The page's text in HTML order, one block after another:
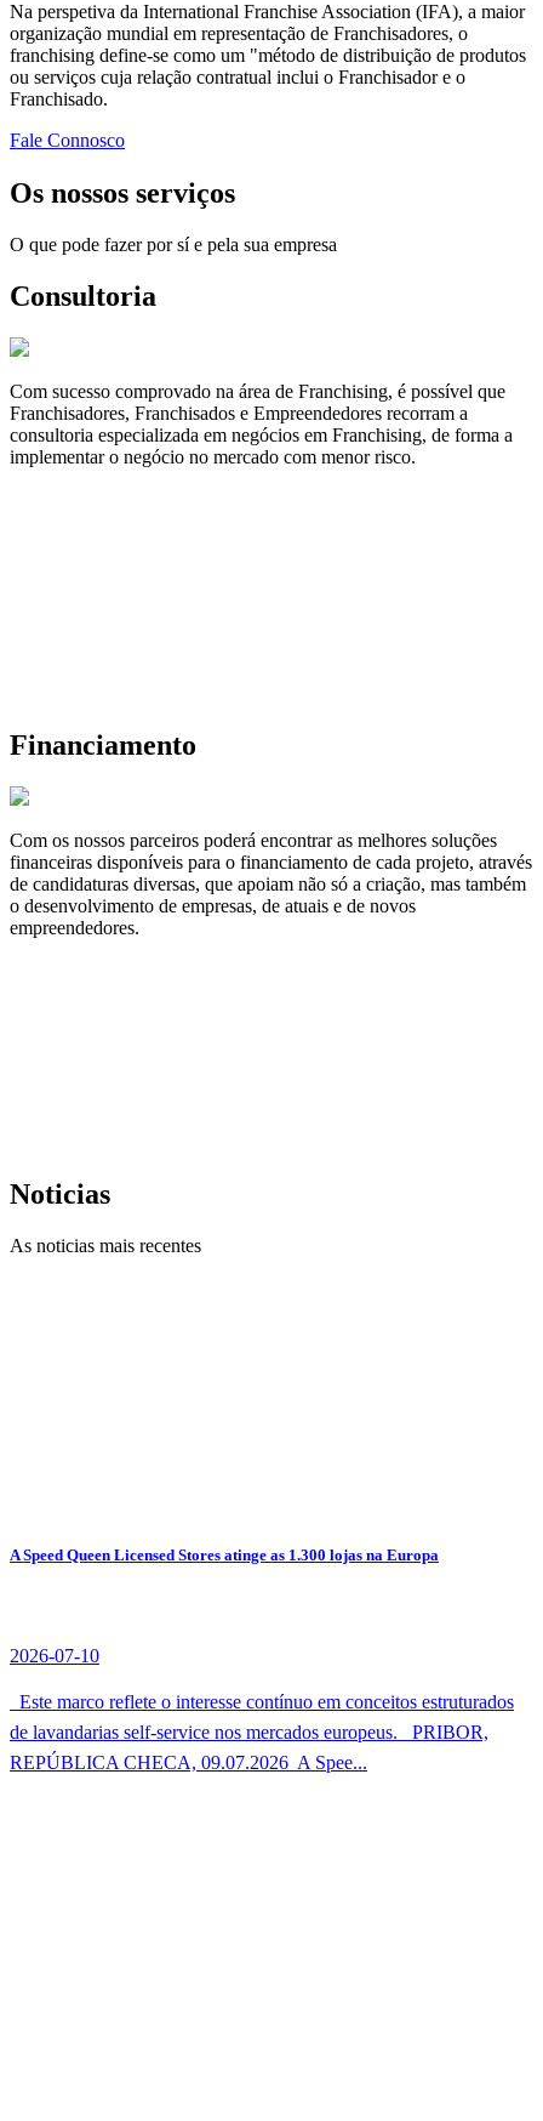
Na perspetiva da International Franchise Association (IFA), a maior
organização mundial em representação de Franchisadores, o
franchising define-se como um "método de distribuição de produtos
ou serviços cuja relação contratual inclui o Franchisador e o
Franchisado.
Fale Connosco
Os nossos serviços
O que pode fazer por sí e pela sua empresa
Consultoria
Com sucesso comprovado na área de Franchising, é possível que
Franchisadores, Franchisados e Empreendedores recorram a
consultoria especializada em negócios em Franchising, de forma a
implementar o negócio no mercado com menor risco.
Financiamento
Com os nossos parceiros poderá encontrar as melhores soluções
financeiras disponíveis para o financiamento de cada projeto, através
de candidaturas diversas, que apoiam não só a criação, mas também
o desenvolvimento de empresas, de atuais e de novos
empreendedores.
Noticias
As noticias mais recentes
A Speed Queen Licensed Stores atinge as 1.300 lojas na Europa
2026-07-10
Este marco reflete o interesse contínuo em conceitos estruturados
de lavandarias self-service nos mercados europeus. PRIBOR,
REPÚBLICA CHECA, 09.07.2026  A Spee...